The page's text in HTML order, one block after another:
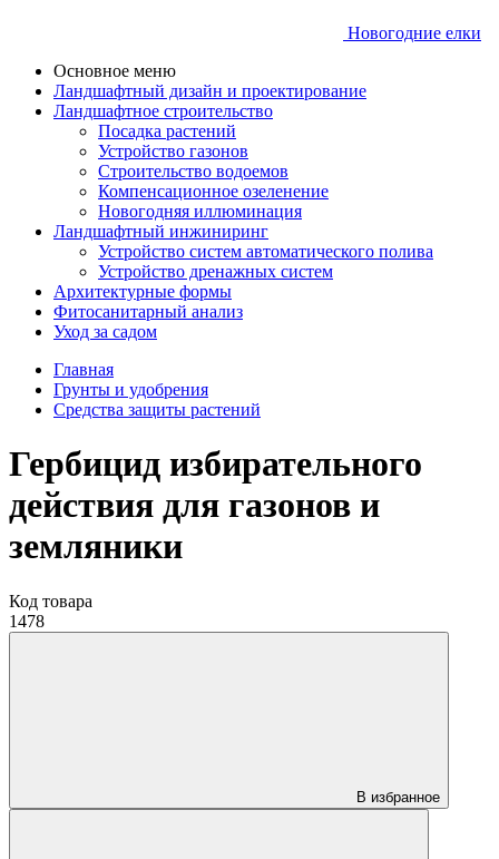
Новогодние елки
Основное меню
Ландшафтный дизайн и проектирование
Ландшафтное строительство
Посадка растений
Устройство газонов
Строительство водоемов
Компенсационное озеленение
Новогодняя иллюминация
Ландшафтный инжиниринг
Устройство систем автоматического полива
Устройство дренажных систем
Aрхитектурные формы
Фитосанитарный анализ
Уход за садом
Главная
Грунты и удобрения
Средства защиты растений
Гербицид избирательного
действия для газонов и
земляники
Код товара
1478
В избранное